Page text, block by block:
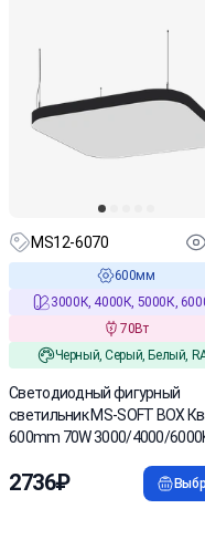
MS12-6070
600мм
3000К, 4000К, 5000К,
70Вт
Черный, Серый, Белый,
Cветодиодный фигурный
светильник MS-SOFT BOX Квадро
600mm 70W 3000/4000/
2736₽